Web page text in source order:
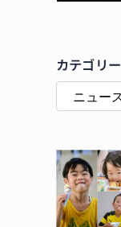
カテゴリー